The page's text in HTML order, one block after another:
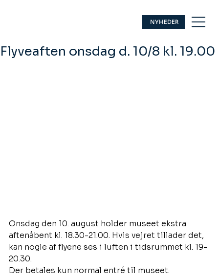
NYHEDER
Flyveaften onsdag d. 10/8 kl. 19.00
Onsdag den 10. august holder museet ekstra
aftenåbent kl. 18.30-21.00. Hvis vejret tillader det,
kan nogle af flyene ses i luften i tidsrummet kl. 19-
20.30.
Der betales kun normal entré til museet.